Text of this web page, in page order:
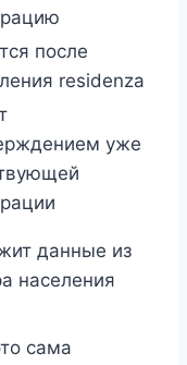
после
residenza
уже
данные из
населения
сама